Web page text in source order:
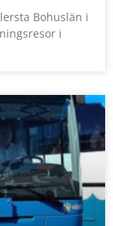
Bohuslän i
i